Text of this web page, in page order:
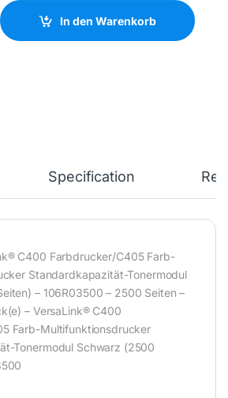
quantity
In den Warenkorb
Specification
C400 Farbdrucker/C405 Farb-
Standardkapazität-Tonermodul
– 106R03500 – 2500 Seiten –
– VersaLink® C400
Farb-Multifunktionsdrucker
Tonermodul Schwarz (2500